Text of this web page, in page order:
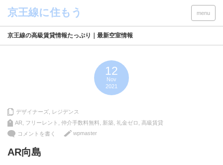
menu
京王線の高級賃貸情報たっぷり｜最新空室情報
12
Nov
2021
デザイナーズ レジデンス
AR
フリーレント 仲介手数料無料 新築 礼金ゼロ
高級賃貸
コメントを書く
wpmaster
AR向島